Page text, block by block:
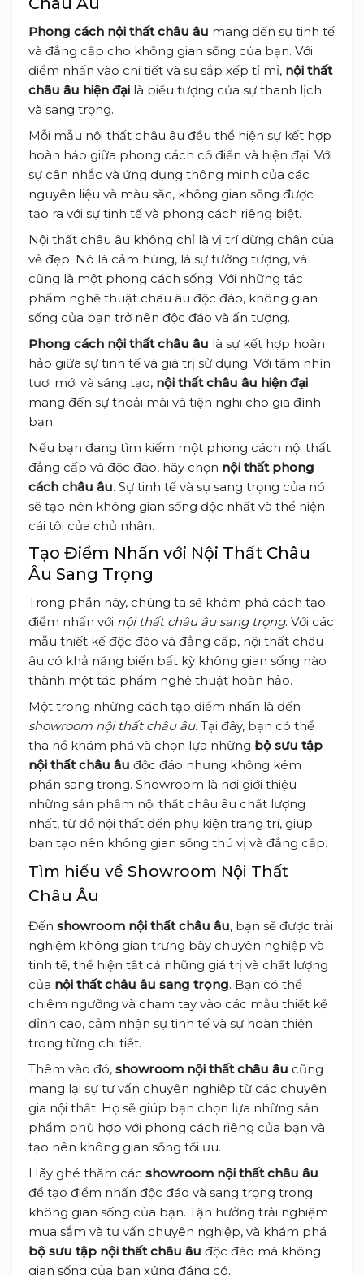
Phong cách nội thất châu âu mang đến sự tinh tế
và đẳng cấp cho không gian sống của bạn. Với
điểm nhấn vào chi tiết và sự sắp xếp tỉ mỉ, nội thất
châu âu hiện đại là biểu tượng của sự thanh lịch
và sang trọng.
Mỗi mẫu nội thất châu âu đều thể hiện sự kết hợp
hoàn hảo giữa phong cách cổ điển và hiện đại. Với
sự cân nhắc và ứng dụng thông minh của các
nguyên liệu và màu sắc, không gian sống được
tạo ra với sự tinh tế và phong cách riêng biệt.
Nội thất châu âu không chỉ là vị trí dừng chân của
vẻ đẹp. Nó là cảm hứng, là sự tưởng tượng, và
cũng là một phong cách sống. Với những tác
phẩm nghệ thuật châu âu độc đáo, không gian
sống của bạn trở nên độc đáo và ấn tượng.
Phong cách nội thất châu âu là sự kết hợp hoàn
hảo giữa sự tinh tế và giá trị sử dụng. Với tầm nhìn
tươi mới và sáng tạo, nội thất châu âu hiện đại
mang đến sự thoải mái và tiện nghi cho gia đình
bạn.
Nếu bạn đang tìm kiếm một phong cách nội thất
đẳng cấp và độc đáo, hãy chọn nội thất phong
cách châu âu. Sự tinh tế và sự sang trọng của nó
sẽ tạo nên không gian sống độc nhất và thể hiện
cái tôi của chủ nhân.
Tạo Điểm Nhấn với Nội Thất Châu
Âu Sang Trọng
Trong phần này, chúng ta sẽ khám phá cách tạo
điểm nhấn với nội thất châu âu sang trọng. Với các
mẫu thiết kế độc đáo và đẳng cấp, nội thất châu
âu có khả năng biến bất kỳ không gian sống nào
thành một tác phẩm nghệ thuật hoàn hảo.
Một trong những cách tạo điểm nhấn là đến
showroom nội thất châu âu. Tại đây, bạn có thể
tha hồ khám phá và chọn lựa những bộ sưu tập
nội thất châu âu độc đáo nhưng không kém
phần sang trọng. Showroom là nơi giới thiệu
những sản phẩm nội thất châu âu chất lượng
nhất, từ đồ nội thất đến phụ kiện trang trí, giúp
bạn tạo nên không gian sống thú vị và đẳng cấp.
Tìm hiểu về Showroom Nội Thất
Châu Âu
Đến showroom nội thất châu âu, bạn sẽ được trải
nghiệm không gian trưng bày chuyên nghiệp và
tinh tế, thể hiện tất cả những giá trị và chất lượng
của nội thất châu âu sang trọng. Bạn có thể
chiêm ngưỡng và chạm tay vào các mẫu thiết kế
đỉnh cao, cảm nhận sự tinh tế và sự hoàn thiện
trong từng chi tiết.
Thêm vào đó, showroom nội thất châu âu cũng
mang lại sự tư vấn chuyên nghiệp từ các chuyên
gia nội thất. Họ sẽ giúp bạn chọn lựa những sản
phẩm phù hợp với phong cách riêng của bạn và
tạo nên không gian sống tối ưu.
Hãy ghé thăm các showroom nội thất châu âu
để tạo điểm nhấn độc đáo và sang trọng trong
không gian sống của bạn. Tận hưởng trải nghiệm
mua sắm và tư vấn chuyên nghiệp, và khám phá
bộ sưu tập nội thất châu âu độc đáo mà không
gian sống của bạn xứng đáng có.